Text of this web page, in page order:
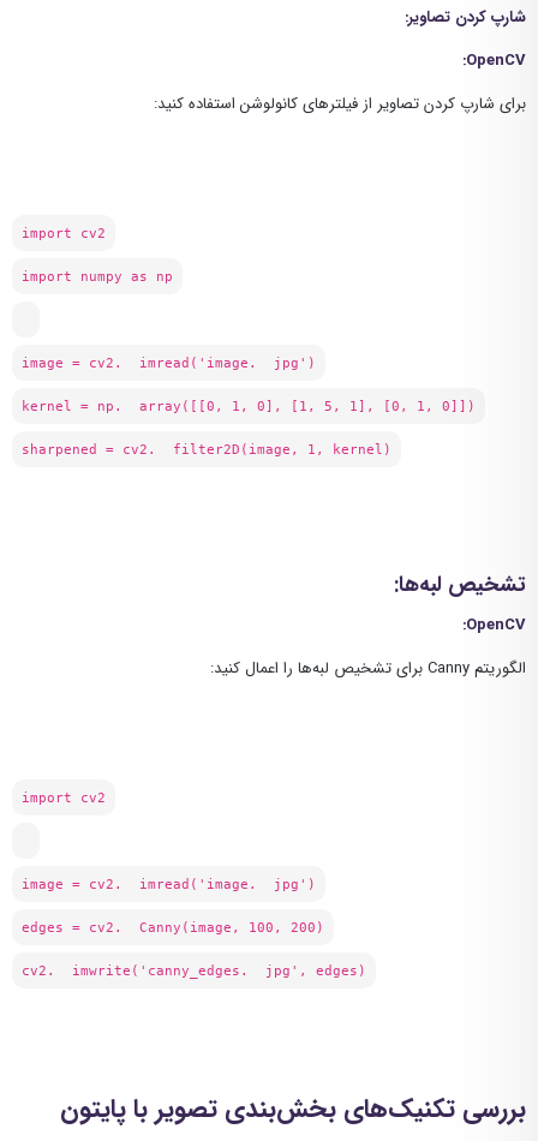
شارپ کردن تصاویر:
OpenCV
:
برای شارپ کردن تصاویر از فیلترهای کانولوشن استفاده کنید:
import cv2
import numpy as np
image = cv2. imread('image. jpg')
kernel = np. array([[0, 1, 0], [1, 5, 1], [0, 1, 0]])
sharpened = cv2. filter2D(image, 1, kernel)
تشخیص لبه‌ها:
OpenCV
:
الگوریتم Canny برای تشخیص لبه‌ها را اعمال کنید:
import cv2
image = cv2. imread('image. jpg')
edges = cv2. Canny(image, 100, 200)
cv2. imwrite('canny_edges. jpg', edges)
بررسی تکنیک‌های بخش‌بندی تصویر با پایتون